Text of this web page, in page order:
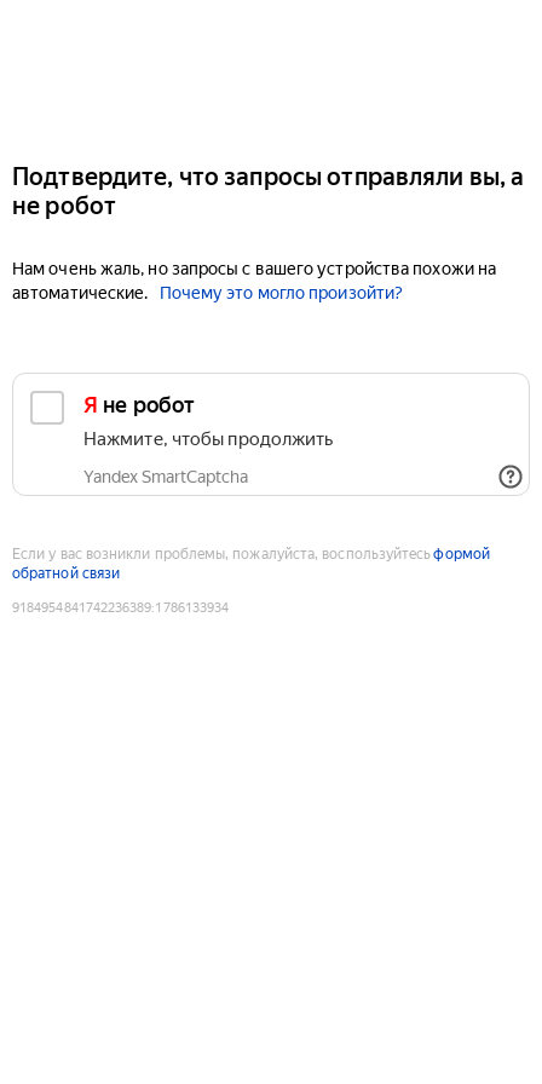
Подтвердите, что запросы отправляли вы, а
не робот
Нам очень жаль, но запросы с вашего устройства похожи на
автоматические.
Почему это могло произойти?
Я не робот
Нажмите, чтобы продолжить
Yandex SmartCaptcha
Если у вас возникли проблемы, пожалуйста, воспользуйтесьформой
обратной связи
9184954841742236389:1786133934